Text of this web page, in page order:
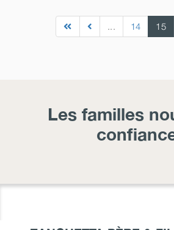
... 14 15
Les familles